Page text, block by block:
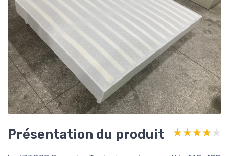
Présentation du produit ★★★★★
★★★★★